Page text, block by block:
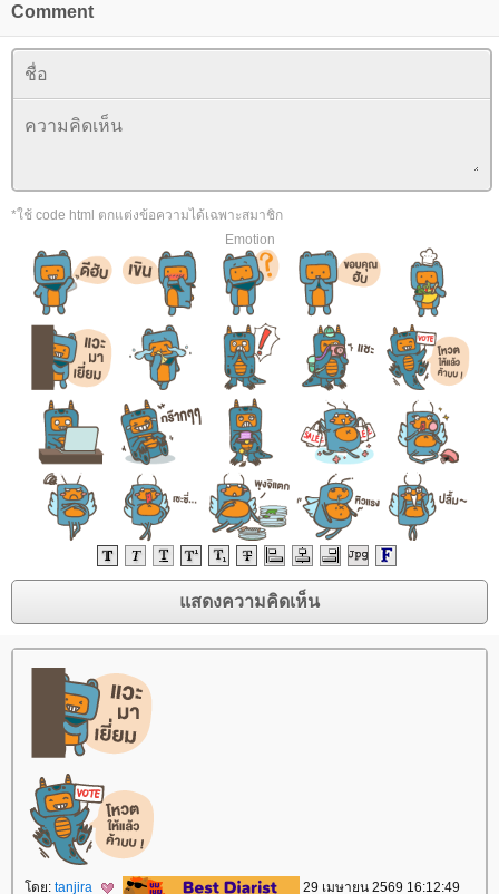
Comment
*ใช้ code html ตกแต่งข้อความได้เฉพาะสมาชิก
Emotion
ดย: tanjira 29 เมษายน 2569 16:12:49